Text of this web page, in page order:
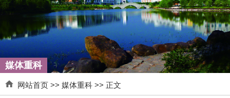
媒体重科
网站首页 >> 媒体重科 >> 正文